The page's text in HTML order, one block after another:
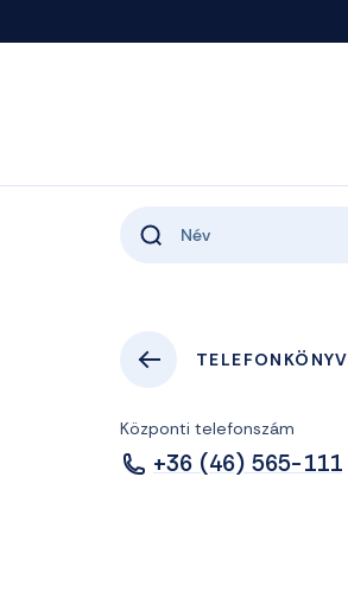
TELEFONKÖNYV
Központi telefonszám
+36 (46) 565-111